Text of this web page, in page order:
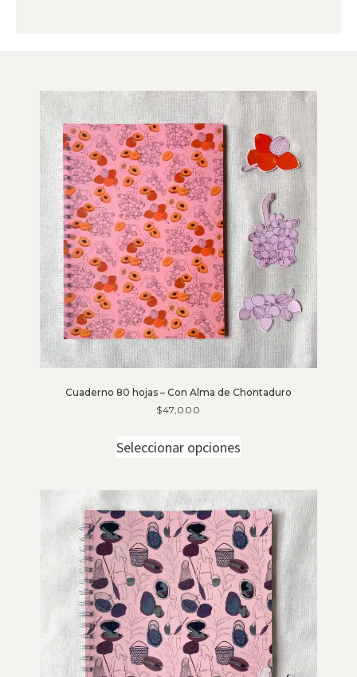
Cuaderno 80 hojas – Con Alma de Chontaduro
$47,000
Seleccionar opciones